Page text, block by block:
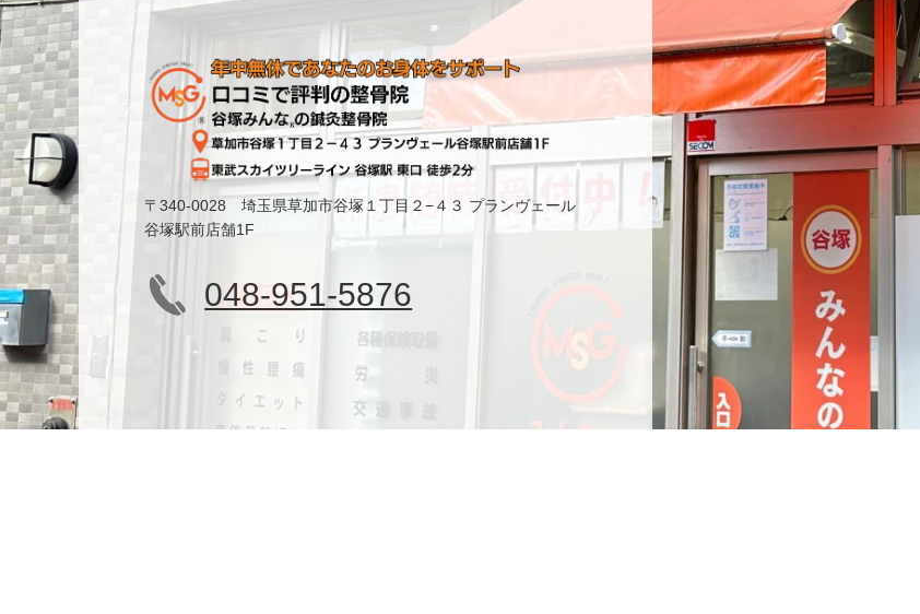
〒340-0028 埼玉県草加市谷塚１丁目２−４３ プランヴェール
谷塚駅前店舗1F
048-951-5876